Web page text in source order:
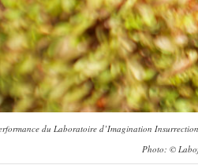
du Laboratoire d’Imagination
Photo: ©